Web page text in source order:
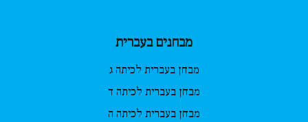
מבחנים בעברית
מבחן בעברית לכיתה ג
מבחן בעברית לכיתה ד
מבחן בעברית לכיתה ה